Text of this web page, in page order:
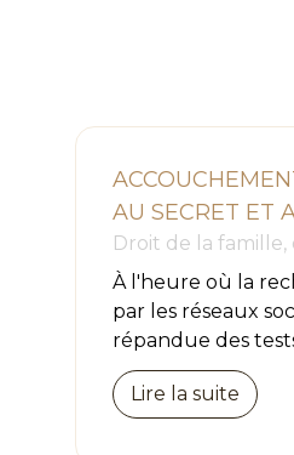
AU SECRET ET
Droit de la
À l'heure où la
par les réseaux
répandue des
Lire la suite